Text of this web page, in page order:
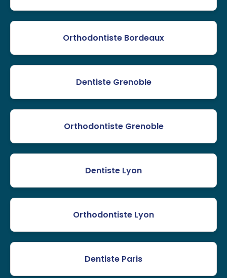
Orthodontiste Bordeaux
Dentiste Grenoble
Orthodontiste Grenoble
Dentiste Lyon
Orthodontiste Lyon
Dentiste Paris